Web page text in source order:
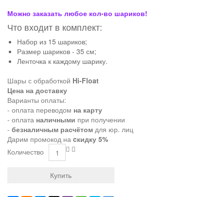
Можно заказать любое кол-во шариков!
Что входит в комплект:
Набор из 15 шариков;
Размер шариков - 35 см;
Ленточка к каждому шарику.
Шары с обработкой Hi-Float
Цена на доставку
Варианты оплаты:
- оплата переводом на карту
- оплата наличными при получении
- безналичным расчётом для юр. лиц
Дарим промокод на cкидку 5%
Количество
Купить